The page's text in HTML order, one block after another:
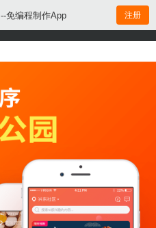
--免编程制作App 注册